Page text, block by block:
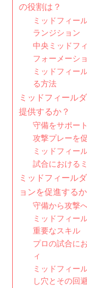
の役割は？
ミッドフィー
ランジション
中央ミッドフ
フォーメーシ
ミッドフィー
る方法
ミッドフィール
提供するか？
守備をサポー
攻撃プレーを
ミッドフィー
試合における
ミッドフィール
ョンを促進する
守備から攻撃
ミッドフィー
重要なスキル
プロの試合に
ィ
ミッドフィー
し穴とその回